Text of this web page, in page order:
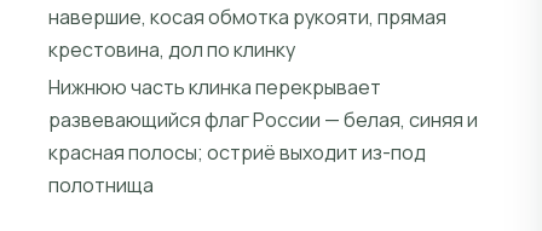
навершие, косая обмотка рукояти, прямая
крестовина, дол по клинку
Нижнюю часть клинка перекрывает
развевающийся флаг России — белая, синяя и
красная полосы; остриё выходит из-под
полотнища